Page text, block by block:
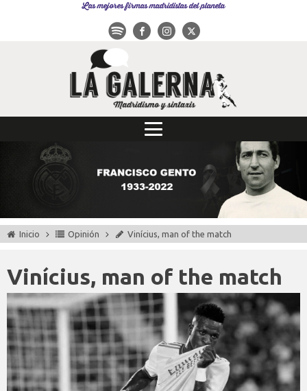
Las mejores firmas madridistas del planeta
Inicio Opinión Vinícius, man of the match
Vinícius, man of the match